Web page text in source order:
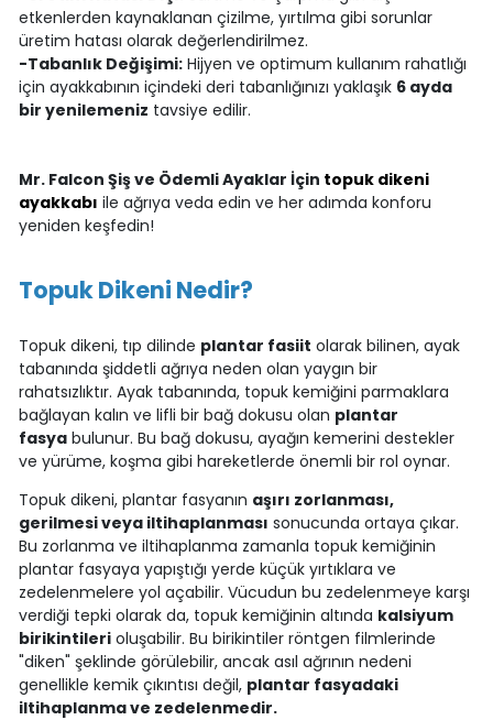
etkenlerden kaynaklanan çizilme, yırtılma gibi sorunlar
üretim hatası olarak değerlendirilmez.
-Tabanlık Değişimi:Hijyen ve optimum kullanım rahatlığı
için ayakkabının içindeki deri tabanlığınızı yaklaşık 6 ayda
bir yenilemeniz tavsiye edilir.
Mr. Falcon Şiş ve Ödemli Ayaklar İçin topuk dikeni
ayakkabı ile ağrıya veda edin ve her adımda konforu
yeniden keşfedin!
Topuk Dikeni Nedir?
Topuk dikeni, tıp dilinde plantar fasiit olarak bilinen, ayak
tabanında şiddetli ağrıya neden olan yaygın bir
rahatsızlıktır. Ayak tabanında, topuk kemiğini parmaklara
bağlayan kalın ve lifli bir bağ dokusu olan plantar
fasyabulunur. Bu bağ dokusu, ayağın kemerini destekler
ve yürüme, koşma gibi hareketlerde önemli bir rol oynar.
Topuk dikeni, plantar fasyanın aşırı zorlanması,
gerilmesi veya iltihaplanması sonucunda ortaya çıkar.
Bu zorlanma ve iltihaplanma zamanla topuk kemiğinin
plantar fasyaya yapıştığı yerde küçük yırtıklara ve
zedelenmelere yol açabilir. Vücudun bu zedelenmeye karşı
verdiği tepki olarak da, topuk kemiğinin altında kalsiyum
birikintilerioluşabilir. Bu birikintiler röntgen filmlerinde
"diken" şeklinde görülebilir, ancak asıl ağrının nedeni
genellikle kemik çıkıntısı değil, plantar fasyadaki
iltihaplanma ve zedelenmedir.